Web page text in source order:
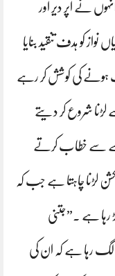
نے اپر دیر اور
کو ہدف تنقید بنایا
ہونے کی کوشش کر رہے
شروع کر دیتے
سے خطاب کرتے
لڑنا چاہتا ہے جب کہ
رہا ہے ۔”جتنی
لگ رہا ہے کہ ان کی